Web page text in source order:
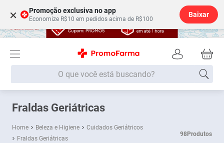
× Promoção exclusiva no app
Economize R$10 em pedidos acima de R$100
Baixar
O que você está buscando?
Fraldas Geriátricas
Beleza e Higiene
Cuidados Geriátricos
Fraldas Geriátricas
98Produtos
Termos mais buscados
1 º Fralda
2º Lenço Umedecido